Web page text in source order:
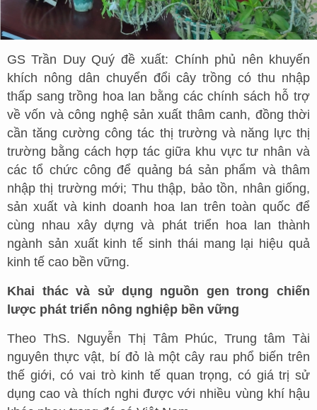
GS Trần Duy Quý đề xuất: Chính phủ nên khuyến
khích nông dân chuyển đổi cây trồng có thu nhập
thấp sang trồng hoa lan bằng các chính sách hỗ trợ
về vốn và công nghệ sản xuất thâm canh, đồng thời
cần tăng cường công tác thị trường và năng lực thị
trường bằng cách hợp tác giữa khu vực tư nhân và
các tổ chức công để quảng bá sản phẩm và thâm
nhập thị trường mới; Thu thập, bảo tồn, nhân giống,
sản xuất và kinh doanh hoa lan trên toàn quốc để
cùng nhau xây dựng và phát triển hoa lan thành
ngành sản xuất kinh tế sinh thái mang lại hiệu quả
kinh tế cao bền vững.
Khai thác và sử dụng nguồn gen trong chiến
lược phát triển nông nghiệp bền vững
Theo ThS. Nguyễn Thị Tâm Phúc, Trung tâm Tài
nguyên thực vật, bí đỏ là một cây rau phổ biến trên
thế giới, có vai trò kinh tế quan trọng, có giá trị sử
dụng cao và thích nghi được với nhiều vùng khí hậu